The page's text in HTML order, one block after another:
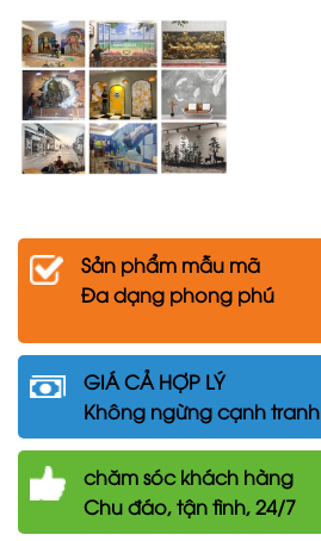
Sản phẩm mẫu mã
Đa dạng phong phú
GIÁ CẢ HỢP LÝ
Không ngừng cạnh tranh
chămsóc khách hàng
Chu đáo, tận tình, 24/7